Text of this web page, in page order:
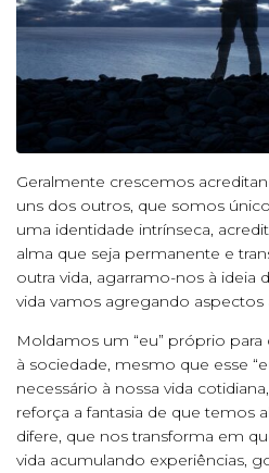
Geralmente crescemos
uns dos outros, que somos
uma identidade intrínseca,
alma que seja permanente e
outra vida, agarramo-nos à ideia
vida vamos agregando aspectos
Moldamos um “eu” próprio
à sociedade, mesmo que esse
necessário à nossa vida
reforça a fantasia de que temos
difere, que nos transforma em
vida acumulando experiências,